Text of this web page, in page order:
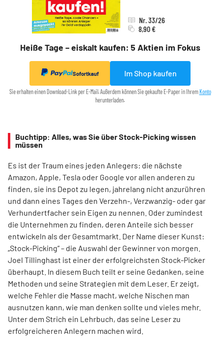
Heiße Tage – eiskalt kaufen: 5 Aktien im Fokus
Nr. 33/26
8,90 €
Sofortkauf Im Shop kaufen
Sie erhalten einen Download-Link per E-Mail. Außerdem können Sie gekaufte E-Paper in Ihrem Konto
herunterladen.
Buchtipp: Alles, was Sie über Stock-Picking wissen
müssen
Es ist der Traum eines jeden Anlegers: die nächste
Amazon, Apple, Tesla oder Google vor allen anderen zu
finden, sie ins Depot zu legen, jahrelang nicht anzurühren
und dann eines Tages den Verzehn-, Verzwanzig- oder gar
Verhundertfacher sein Eigen zu nennen. Oder zumindest
die Unternehmen zu finden, deren Anteile sich besser
entwickeln als der Gesamtmarkt. Der Name dieser Kunst:
„Stock-Picking“ – die Auswahl der Gewinner von morgen.
Joel Tillinghast ist einer der erfolgreichsten Stock-Picker
überhaupt. In diesem Buch teilt er seine Gedanken, seine
Methoden und seine Strategien mit dem Leser. Er zeigt,
welche Fehler die Masse macht, welche Nischen man
ausnutzen kann, wie man denken sollte und vieles mehr.
Unter dem Strich ein Lehrbuch, das seine Leser zu
erfolgreicheren Anlegern machen wird.